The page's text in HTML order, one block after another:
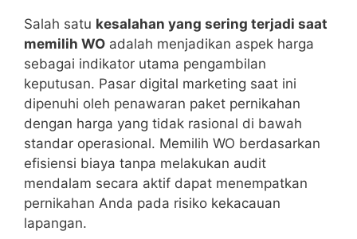
Salah satu kesalahan yang sering terjadi saat
memilih WO adalah menjadikan aspek harga
sebagai indikator utama pengambilan
keputusan. Pasar digital marketing saat ini
dipenuhi oleh penawaran paket pernikahan
dengan harga yang tidak rasional di bawah
standar operasional. Memilih WO berdasarkan
efisiensi biaya tanpa melakukan audit
mendalam secara aktif dapat menempatkan
pernikahan Anda pada risiko kekacauan
lapangan.